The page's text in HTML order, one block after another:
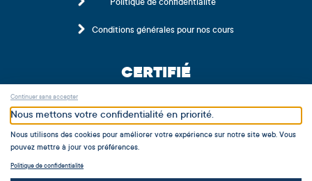
Politique de confidentialité
Conditions générales pour nos cours
CERTIFIÉ
MEMBRE
Continuer sans accepter
Nous mettons votre confidentialité en priorité.
Nous utilisons des cookies pour améliorer votre expérience sur notre site web. Vous
pouvez mettre à jour vos préférences.
Politique de confidentialité